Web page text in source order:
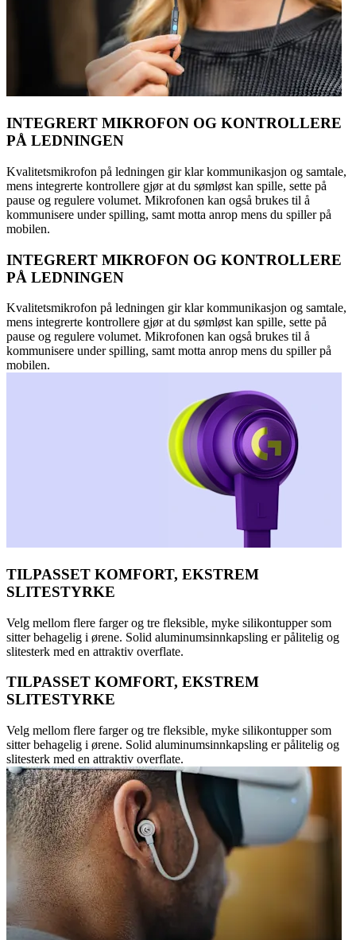
INTEGRERT MIKROFON OG KONTROLLERE
PÅ LEDNINGEN
Kvalitetsmikrofon på ledningen gir klar kommunikasjon og samtale,
mens integrerte kontrollere gjør at du sømløst kan spille, sette på
pause og regulere volumet. Mikrofonen kan også brukes til å
kommunisere under spilling, samt motta anrop mens du spiller på
mobilen.
INTEGRERT MIKROFON OG KONTROLLERE
PÅ LEDNINGEN
Kvalitetsmikrofon på ledningen gir klar kommunikasjon og samtale,
mens integrerte kontrollere gjør at du sømløst kan spille, sette på
pause og regulere volumet. Mikrofonen kan også brukes til å
kommunisere under spilling, samt motta anrop mens du spiller på
mobilen.
TILPASSET KOMFORT, EKSTREM
SLITESTYRKE
Velg mellom flere farger og tre fleksible, myke silikontupper som
sitter behagelig i ørene. Solid aluminumsinnkapsling er pålitelig og
slitesterk med en attraktiv overflate.
TILPASSET KOMFORT, EKSTREM
SLITESTYRKE
Velg mellom flere farger og tre fleksible, myke silikontupper som
sitter behagelig i ørene. Solid aluminumsinnkapsling er pålitelig og
slitesterk med en attraktiv overflate.